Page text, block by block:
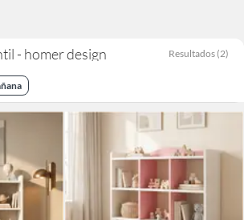
- homer design Resultados (2)